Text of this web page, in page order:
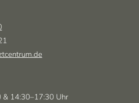
und
& 14:30–17:30 Uhr